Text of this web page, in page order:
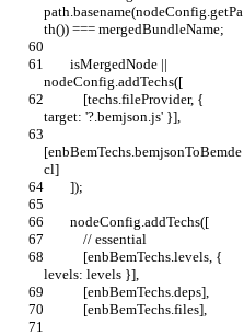
path.basename(nodeConfig.getPa
th()) === mergedBundleName;
nodeConfig.addTechs([
target: '?.bemjson.js' }],
[enbBemTechs.bemjsonToBemde
cl]
        ]);
        nodeConfig.addTechs([
            // essential
levels: levels }],
            [enbBemTechs.deps],
            [enbBemTechs.files],